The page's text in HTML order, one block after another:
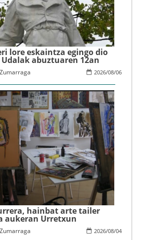
lore eskaintza egingo dio
abuztuaren 12an
2026/08/06
hainbat arte tailer
aukeran Urretxun
2026/08/04